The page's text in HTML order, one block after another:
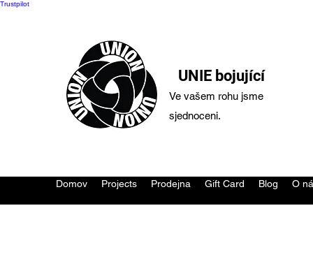
Trustpilot
UNIE bojující
Ve vašem rohu jsme
sjednoceni.
Domov Projects Prodejna Gift Card Blog O